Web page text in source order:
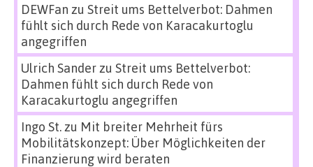
DEWFan zu Streit ums Bettelverbot: Dahmen
fühlt sich durch Rede von Karacakurtoglu
angegriffen
Ulrich Sanderzu Streit ums Bettelverbot:
Dahmen fühlt sich durch Rede von
Karacakurtoglu angegriffen
Ingo St.zu Mit breiter Mehrheit fürs
Mobilitätskonzept: Über Möglichkeiten der
Finanzierung wird beraten